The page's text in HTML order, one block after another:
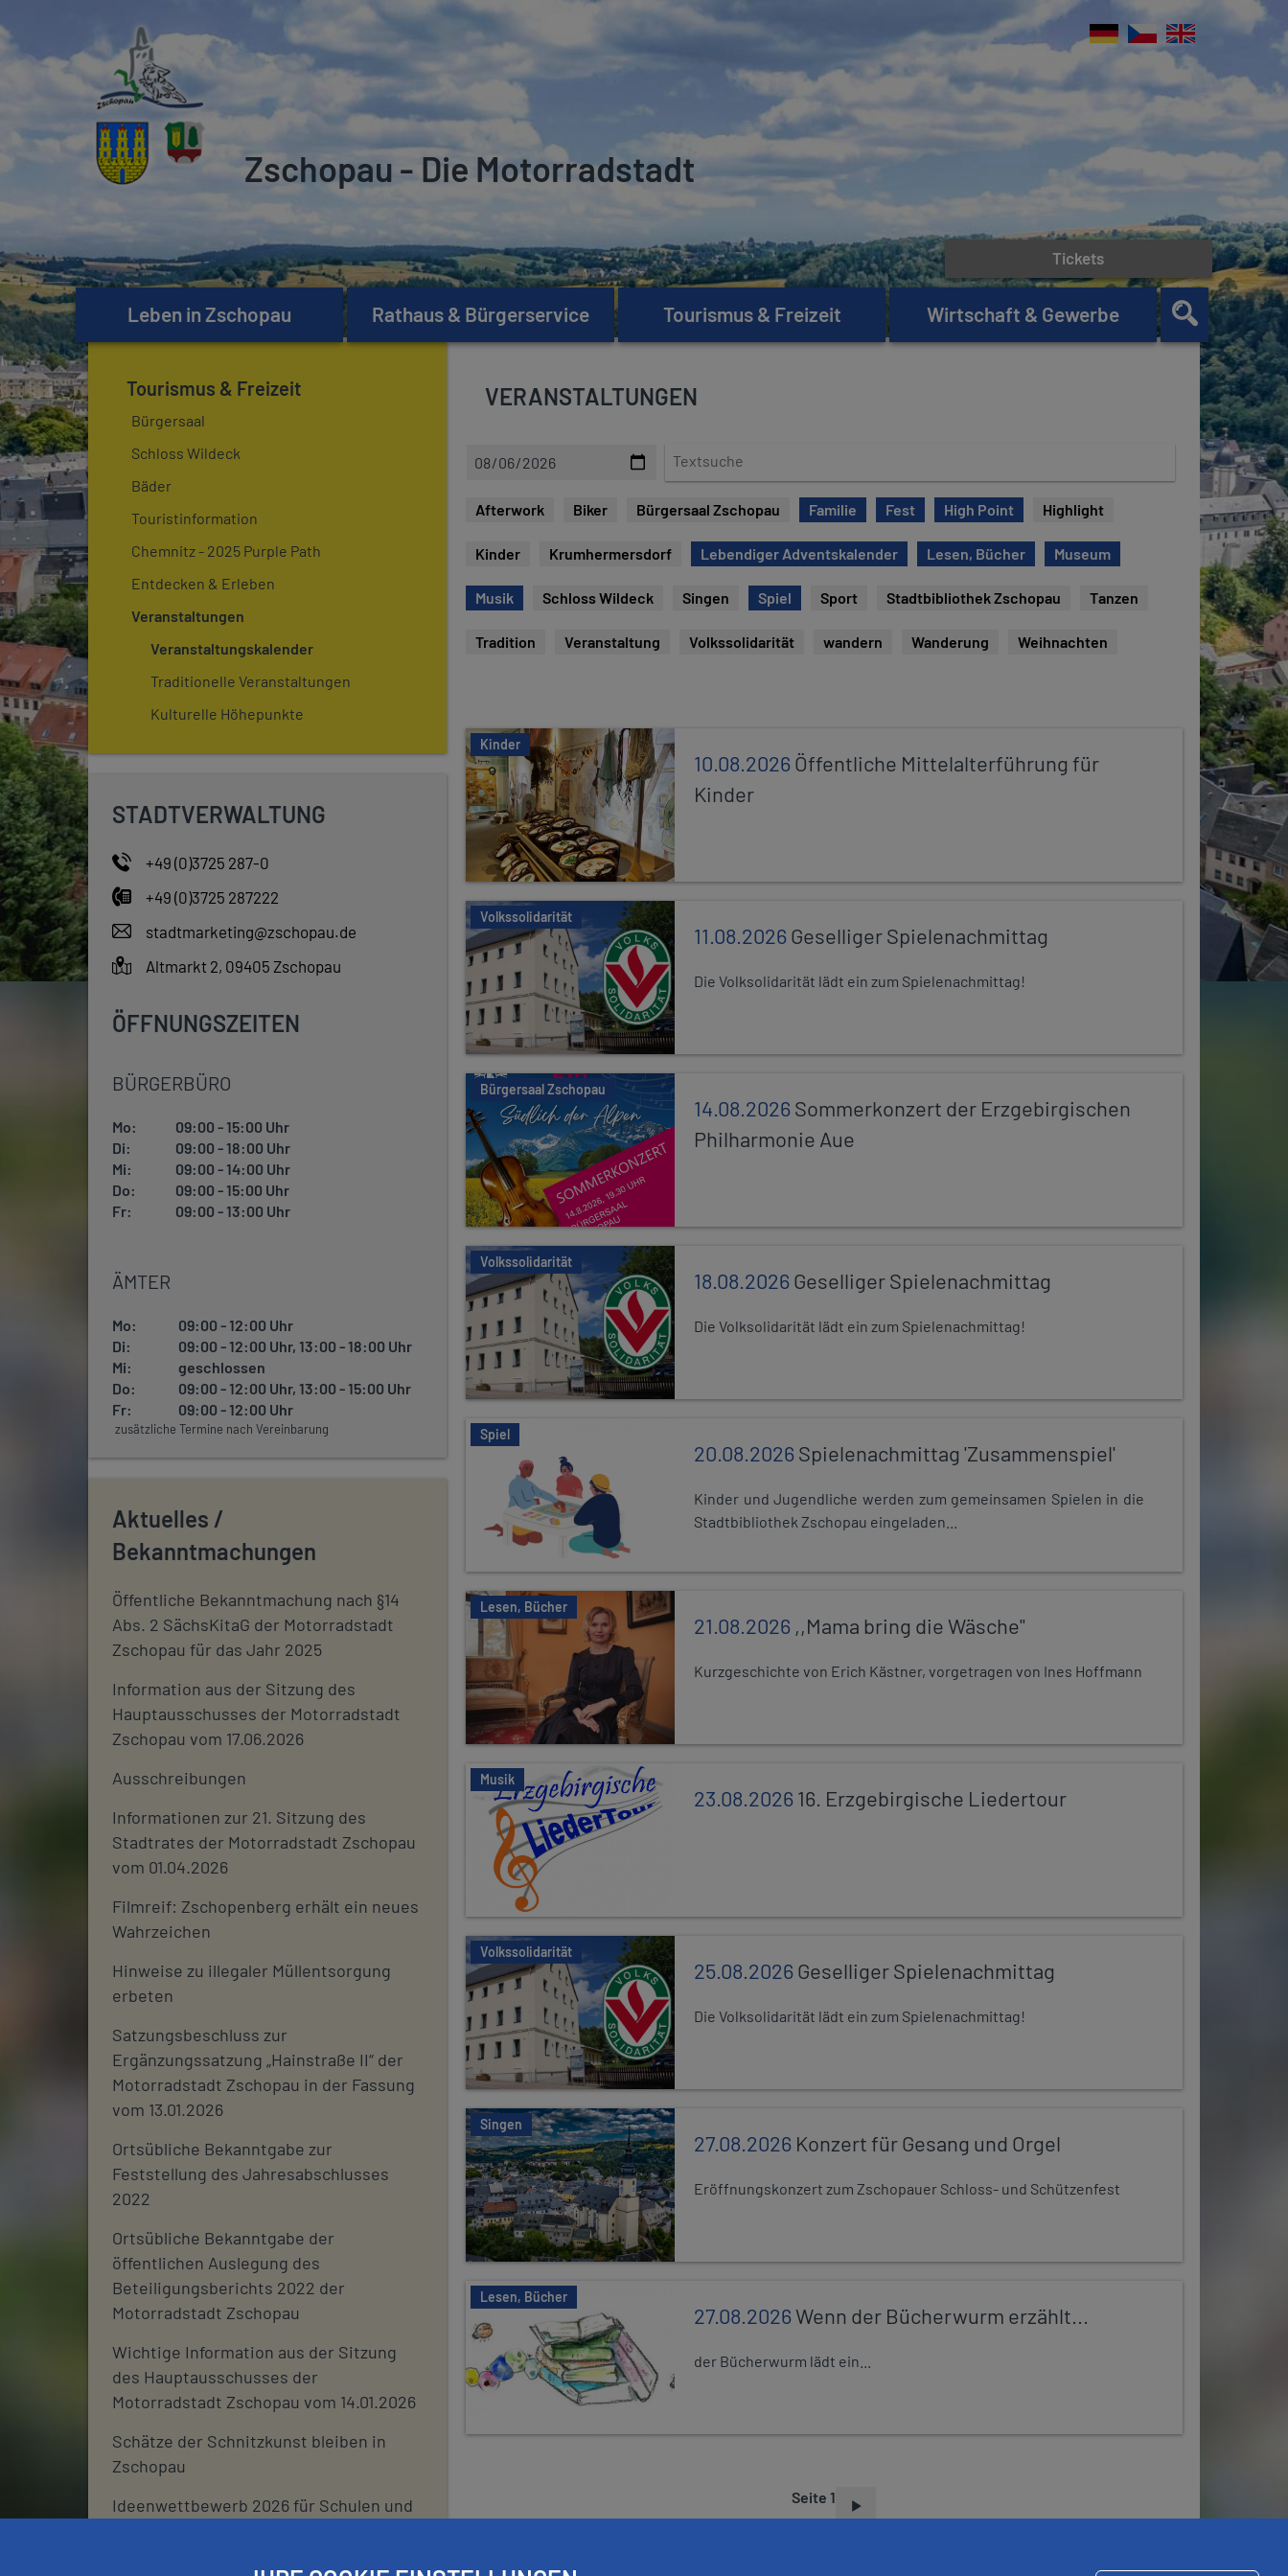
Zschopau - Die Motorradstadt
Leben in Zschopau Rathaus & Bürgerservice Tourismus & Freizeit Wirtschaft & Gewerbe
Tickets
Tourismus & Freizeit
Bürgersaal
Schloss Wildeck
Bäder
Touristinformation
Chemnitz - 2025 Purple Path
Entdecken & Erleben
Veranstaltungen
Veranstaltungskalender
Traditionelle Veranstaltungen
Kulturelle Höhepunkte
STADTVERWALTUNG
+49 (0)3725 287-0
+49 (0)3725 287222
stadtmarketing@zschopau.de
Altmarkt 2, 09405 Zschopau
ÖFFNUNGSZEITEN
BÜRGERBÜRO
Mo:
09:00 - 15:00 Uhr
Di:
09:00 - 18:00 Uhr
Mi:
09:00 - 14:00 Uhr
Do:
09:00 - 15:00 Uhr
Fr:
09:00 - 13:00 Uhr
ÄMTER
Mo:
09:00 - 12:00 Uhr
Di:
09:00 - 12:00 Uhr, 13:00 - 18:00 Uhr
Mi:
geschlossen
Do:
09:00 - 12:00 Uhr, 13:00 - 15:00 Uhr
Fr:
09:00 - 12:00 Uhr
zusätzliche Termine nach Vereinbarung
Aktuelles /
Bekanntmachungen
Öffentliche Bekanntmachung nach §14
Abs. 2 SächsKitaG der Motorradstadt
Zschopau für das Jahr 2025
Information aus der Sitzung des
Hauptausschusses der Motorradstadt
Zschopau vom 17.06.2026
Ausschreibungen
Informationen zur 21. Sitzung des
Stadtrates der Motorradstadt Zschopau
vom 01.04.2026
Filmreif: Zschopenberg erhält ein neues
Wahrzeichen
Hinweise zu illegaler Müllentsorgung
erbeten
Satzungsbeschluss zur
Ergänzungssatzung „Hainstraße II“ der
Motorradstadt Zschopau in der Fassung
vom 13.01.2026
Ortsübliche Bekanntgabe zur
Feststellung des Jahresabschlusses
2022
Ortsübliche Bekanntgabe der
öffentlichen Auslegung des
Beteiligungsberichts 2022 der
Motorradstadt Zschopau
Wichtige Information aus der Sitzung
des Hauptausschusses der
Motorradstadt Zschopau vom 14.01.2026
Schätze der Schnitzkunst bleiben in
Zschopau
Ideenwettbewerb 2026 für Schulen und
Stadtjournal 2026: Wir suchen euch
VERANSTALTUNGEN
t
u
Afterwork Biker Bürgersaal Zschopau Familie Fest High Point Highlight
Kinder Krumhermersdorf Lebendiger Adventskalender Lesen, Bücher Museum
Musik Schloss Wildeck Singen Spiel Sport Stadtbibliothek Zschopau Tanzen
Tradition Veranstaltung Volkssolidarität wandern Wanderung Weihnachten
Kinder
10.08.2026Öffentliche Mittelalterführung für
Kinder
Volkssolidarität
11.08.2026Geselliger Spielenachmittag
Die Volksolidarität lädt ein zum Spielenachmittag!
Bürgersaal Zschopau
14.08.2026Sommerkonzert der Erzgebirgischen
Philharmonie Aue
Volkssolidarität
18.08.2026Geselliger Spielenachmittag
Die Volksolidarität lädt ein zum Spielenachmittag!
Spiel
20.08.2026Spielenachmittag 'Zusammenspiel'
Kinder und Jugendliche werden zum gemeinsamen Spielen in die
Stadtbibliothek Zschopau eingeladen...
Lesen, Bücher
21.08.2026 ,,Mama bring die Wäsche"
Kurzgeschichte von Erich Kästner, vorgetragen von Ines Hoffmann
Musik
23.08.202616. Erzgebirgische Liedertour
Volkssolidarität
25.08.2026Geselliger Spielenachmittag
Die Volksolidarität lädt ein zum Spielenachmittag!
Singen
27.08.2026 Konzert für Gesang und Orgel
Eröffnungskonzert zum Zschopauer Schloss- und Schützenfest
Lesen, Bücher
27.08.2026Wenn der Bücherwurm erzählt...
der Bücherwurm lädt ein...
S
I
Seite 1